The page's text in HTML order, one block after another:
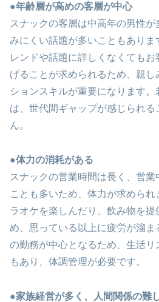
●年齢層が高めの客層が中心
スナックの客層は中高年の男性
みにくい話題が多いこともありま
レンドや話題に詳しくなくても
げることが求められるため、親
ションスキルが重要になります。
は、世代間ギャップが感じられ
ん。
●体力の消耗がある
スナックの営業時間は長く、営
ことも多いため、体力が求めら
ラオケを楽しんだり、飲み物を
め、思っている以上に疲労が溜ま
の勤務が中心となるため、生活リ
もあり、体調管理が必要です。
●家族経営が多く、人間関係の難